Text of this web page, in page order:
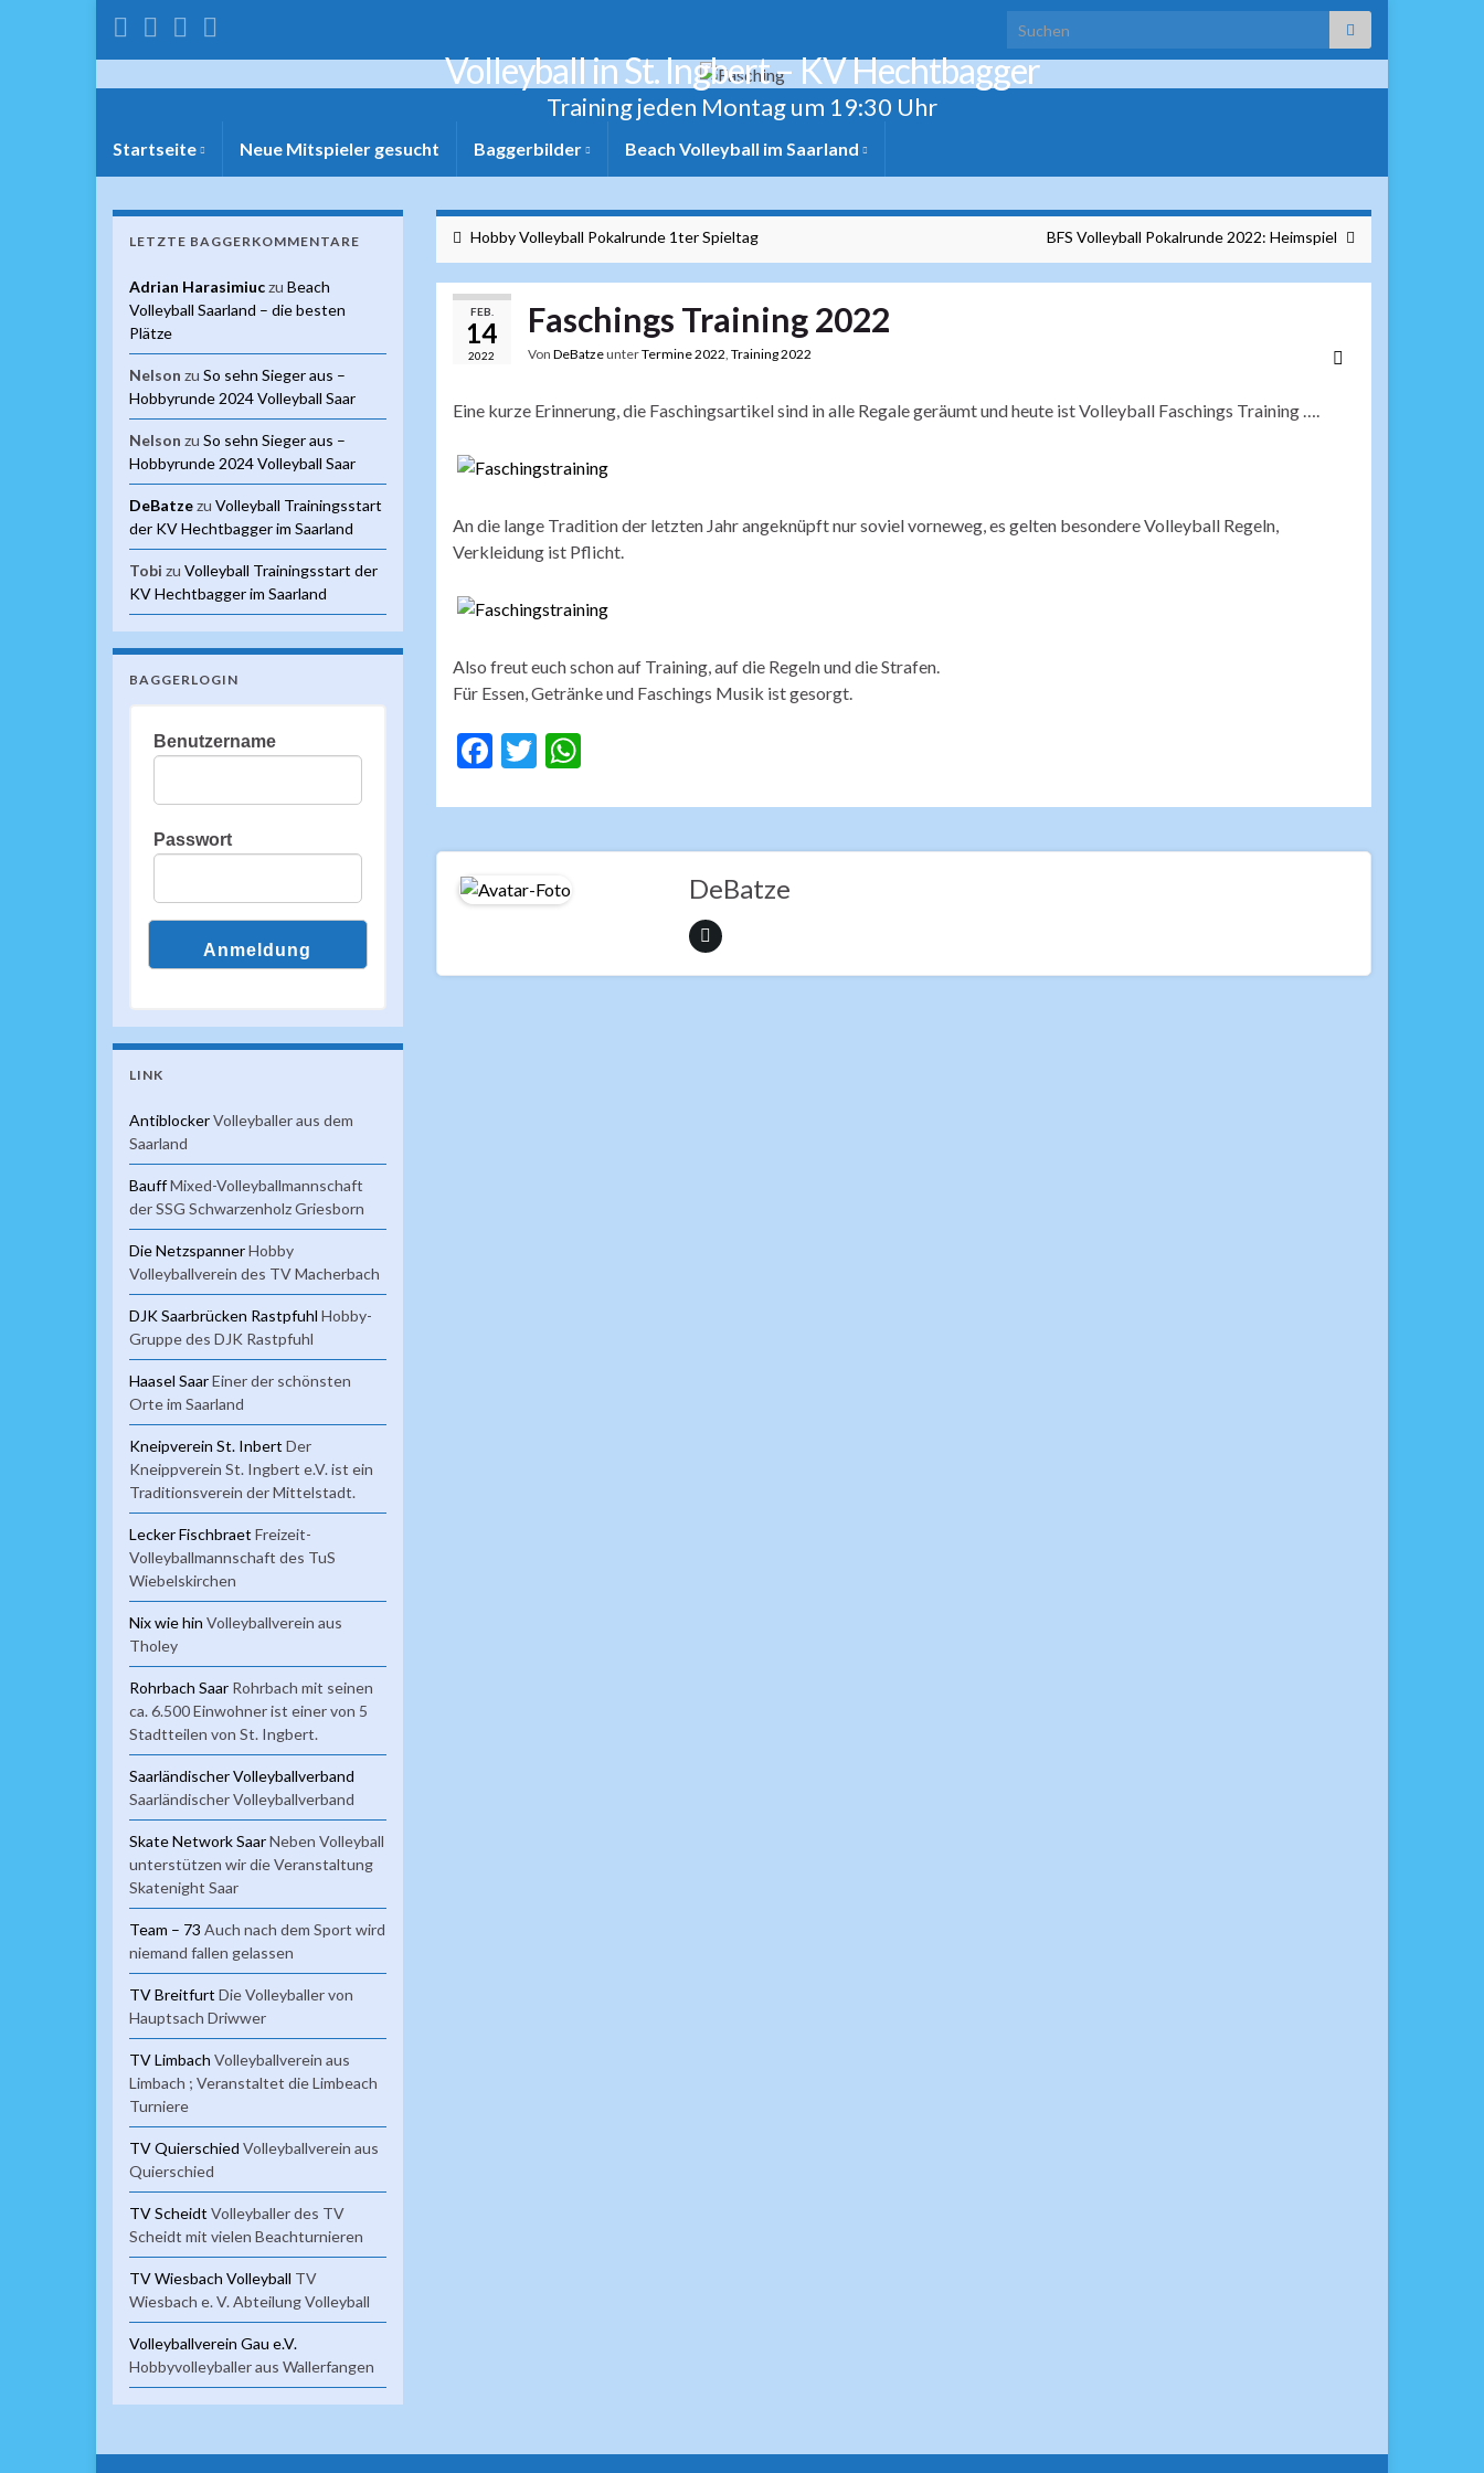
Search for:
Volleyball in St. Ingbert – KV Hechtbagger
Training jeden Montag um 19:30 Uhr
Startseite Neue Mitspieler gesucht Baggerbilder Beach Volleyball im Saarland
Hobby Volleyball Pokalrunde 1ter Spieltag BFS Volleyball Pokalrunde 2022: Heimspiel
FEB.
14
2022
Faschings Training 2022
Von DeBatzeunterTermine 2022, Training 2022
Eine kurze Erinnerung, die Faschingsartikel sind in alle Regale geräumt und heute ist Volleyball Faschings Training ….
An die lange Tradition der letzten Jahr angeknüpft nur soviel vorneweg, es gelten besondere Volleyball Regeln,
Verkleidung ist Pflicht.
Also freut euch schon auf Training, auf die Regeln und die Strafen.
Für Essen, Getränke und Faschings Musik ist gesorgt.
F
e
b
o
T
itt
er
W
at
s
DeBatze
LETZTE BAGGERKOMMENTARE
Adrian Harasimiuczu Beach
Volleyball Saarland – die besten
Plätze
Nelson zu So sehn Sieger aus –
Hobbyrunde 2024 Volleyball Saar
Nelson zu So sehn Sieger aus –
Hobbyrunde 2024 Volleyball Saar
DeBatzezu Volleyball Trainingsstart
der KV Hechtbagger im Saarland
Tobi zu Volleyball Trainingsstart der
KV Hechtbagger im Saarland
BAGGERLOGIN
Benutzername
Passwort
LINK
AntiblockerVolleyballer aus dem
Saarland
BauffMixed-Volleyballmannschaft
der SSG Schwarzenholz Griesborn
Die NetzspannerHobby
Volleyballverein des TV Macherbach
DJK Saarbrücken Rastpfuhl Hobby-
Gruppe des DJK Rastpfuhl
Haasel SaarEiner der schönsten
Orte im Saarland
Kneipverein St. Inbert Der
Kneippverein St. Ingbert e.V. ist ein
Traditionsverein der Mittelstadt.
Lecker Fischbraet Freizeit-
Volleyballmannschaft des TuS
Wiebelskirchen
Nix wie hin Volleyballverein aus
Tholey
Rohrbach Saar Rohrbach mit seinen
ca. 6.500 Einwohner ist einer von 5
Stadtteilen von St. Ingbert.
Saarländischer Volleyballverband
Saarländischer Volleyballverband
Skate Network SaarNeben Volleyball
unterstützen wir die Veranstaltung
Skatenight Saar
Team – 73 Auch nach dem Sport wird
niemand fallen gelassen
TV Breitfurt Die Volleyballer von
Hauptsach Driwwer
TV Limbach Volleyballverein aus
Limbach ; Veranstaltet die Limbeach
Turniere
TV Quierschied Volleyballverein aus
Quierschied
TV Scheidt Volleyballer des TV
Scheidt mit vielen Beachturnieren
TV Wiesbach Volleyball TV
Wiesbach e. V. Abteilung Volleyball
Volleyballverein Gau e.V.
Hobbyvolleyballer aus Wallerfangen